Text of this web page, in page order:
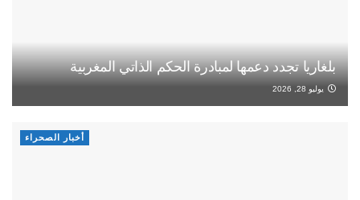
بلغاريا تجدد دعمها لمبادرة الحكم الذاتي المغربية
يوليو 28, 2026
أخبار الصحراء